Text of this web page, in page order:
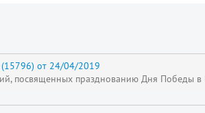
от 24/04/2019
посвященных празднованию Дня Победы